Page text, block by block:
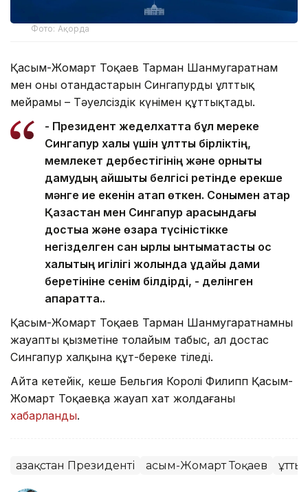
Фото: Ақорда
Қасым-Жомарт Тоқаев Тарман Шанмугаратнам
мен оның отандастарын Сингапурдың ұлттық
мейрамы – Тәуелсіздік күнімен құттықтады.
- Президент жеделхатта бұл мереке
Сингапур халқы үшін ұлттық бірліктің,
мемлекет дербестігінің және орнықты
дамудың айшықты белгісі ретінде ерекше
мәнге ие екенін атап өткен. Сонымен қатар
Қазақстан мен Сингапур арасындағы
достыққа және өзара түсіністікке
негізделген сан қырлы ынтымақтастық қос
халықтың игілігі жолында ұдайы дами
беретініне сенім білдірді, - делінген
ақпаратта..
Қасым-Жомарт Тоқаев Тарман Шанмугаратнамның
жауапты қызметіне толайым табыс, ал достас
Сингапур халқына құт-береке тіледі.
Айта кетейік, кеше Бельгия Королі Филипп Қасым-
Жомарт Тоқаевқа жауап хат жолдағаны
хабарланды.
Қазақстан Президенті Қасым-Жомарт Тоқаев